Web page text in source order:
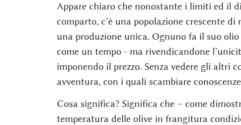
Appare chiaro che nonostante i limiti ed il
comparto, c’è una popolazione crescente
una produzione unica. Ognuno fa il suo
come un tempo - ma rivendicandone
imponendo il prezzo. Senza vedere gli altri
avventura, con i quali scambiare
Cosa significa? Significa che – come
temperatura delle olive in frangitura